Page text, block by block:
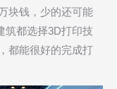
块钱，少的还可能
都选择3D打印技
都能很好的完成打